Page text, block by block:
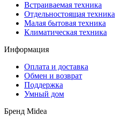
Встраиваемая техника
Отдельностоящая техника
Малая бытовая техника
Климатическая техника
Информация
Оплата и доставка
Обмен и возврат
Поддержка
Умный дом
Бренд Midea